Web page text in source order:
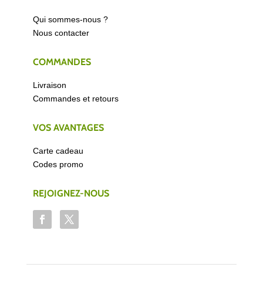
Qui sommes-nous ?
Nous contacter
COMMANDES
Livraison
Commandes et retours
VOS AVANTAGES
Carte cadeau
Codes promo
REJOIGNEZ-NOUS